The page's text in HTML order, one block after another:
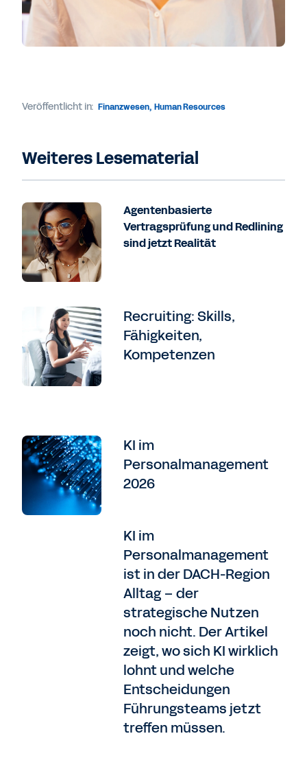
Veröffentlicht in: Finanzwesen, Human Resources
Weiteres Lesematerial
Agentenbasierte
Vertragsprüfung und Redlining
sind jetzt Realität
Recruiting: Skills,
Fähigkeiten,
Kompetenzen
KI im
Personalmanagement
2026
KI im
Personalmanagement
ist in der DACH-Region
Alltag – der
strategische Nutzen
noch nicht. Der Artikel
zeigt, wo sich KI wirklich
lohnt und welche
Entscheidungen
Führungsteams jetzt
treffen müssen.